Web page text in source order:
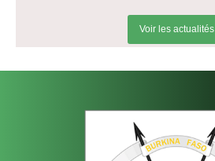
Voir les actualités